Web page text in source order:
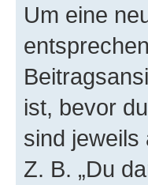
Um eine
ist, bevor
sind jeweils
Z. B. „Du